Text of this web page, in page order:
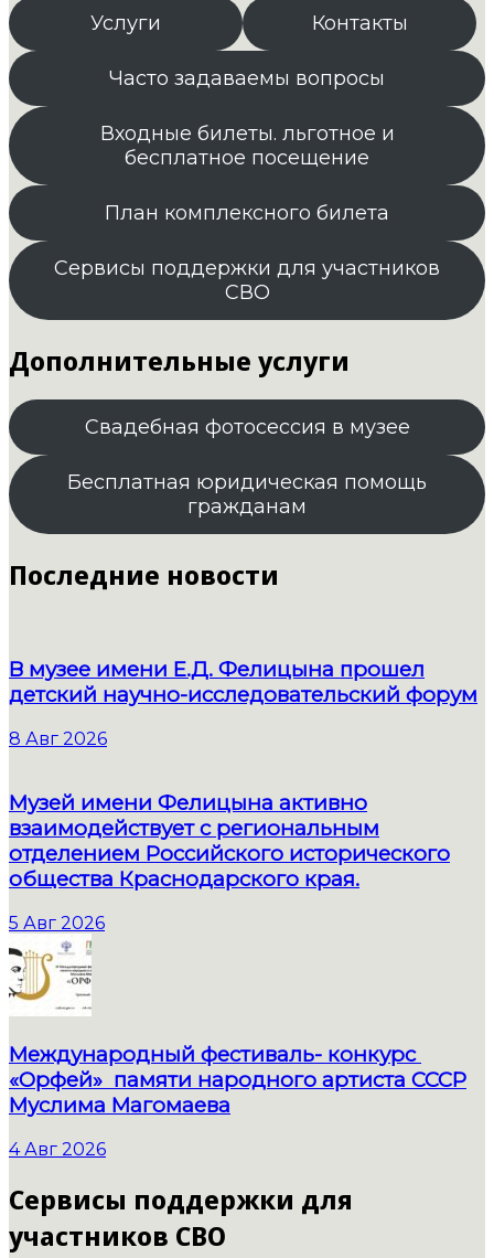
Услуги Контакты
Часто задаваемы вопросы
Входные билеты. льготное и
бесплатное посещение
План комплексного билета
Сервисы поддержки для участников
СВО
Дополнительные услуги
Свадебная фотосессия в музее
Бесплатная юридическая помощь
гражданам
Последние новости
В музее имени Е.Д. Фелицына прошел
детский научно-исследовательский форум
8 Авг 2026
Музей имени Фелицына активно
взаимодействует с региональным
отделением Российского исторического
общества Краснодарского края.
5 Авг 2026
Международный фестиваль- конкурс
«Орфей» памяти народного артиста СССР
Муслима Магомаева
4 Авг 2026
Сервисы поддержки для
участников СВО